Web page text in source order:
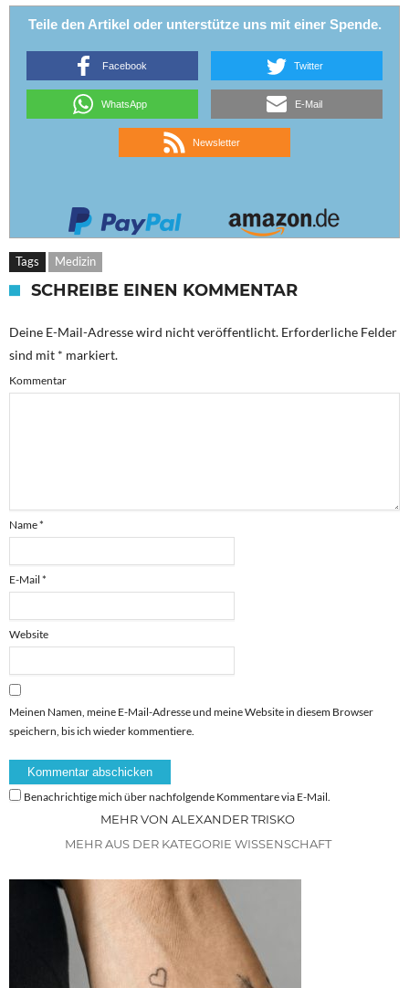
Teile den Artikel oder unterstütze uns mit einer Spende.
Facebook Twitter
WhatsApp E-Mail
Newsletter
Tags Medizin
SCHREIBE EINEN KOMMENTAR
Deine E-Mail-Adresse wird nicht veröffentlicht. Erforderliche Felder
sind mit * markiert.
Kommentar
Name*
E-Mail *
Website
Meinen Namen, meine E-Mail-Adresse und meine Website in diesem Browser
speichern, bis ich wieder kommentiere.
Benachrichtige mich über nachfolgende Kommentare via E-Mail.
MEHR VON ALEXANDER TRISKO
MEHR AUS DER KATEGORIE WISSENSCHAFT